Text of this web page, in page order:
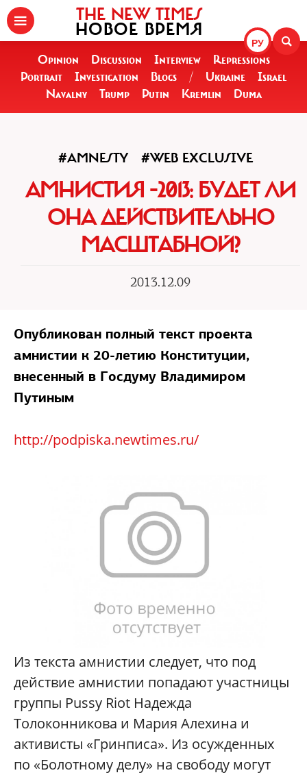
РУ
THE NEW TIMES
НОВОЕ ВРЕМЯ
Opinion Discussion Interview
Repressions
Portrait
Investigation Blogs / Ukraine
Israel
Navalny
Trump Putin Kremlin Duma
#AMNESTY #WEB EXCLUSIVE
АМНИСТИЯ -2013: БУДЕТ ЛИ
ОНА ДЕЙСТВИТЕЛЬНО
МАСШТАБНОЙ?
2013.12.09
Опубликован полный текст проекта
амнистии к 20-летию Конституции,
внесенный в Госдуму Владимиром
Путиным
http://podpiska.newtimes.ru/
Из текста амнистии следует, что под
действие амнистии попадают участницы
группы Pussy Riot Надежда
Толоконникова и Мария Алехина и
активисты «Гринписа». Из осужденных
по «Болотному делу» на свободу могут